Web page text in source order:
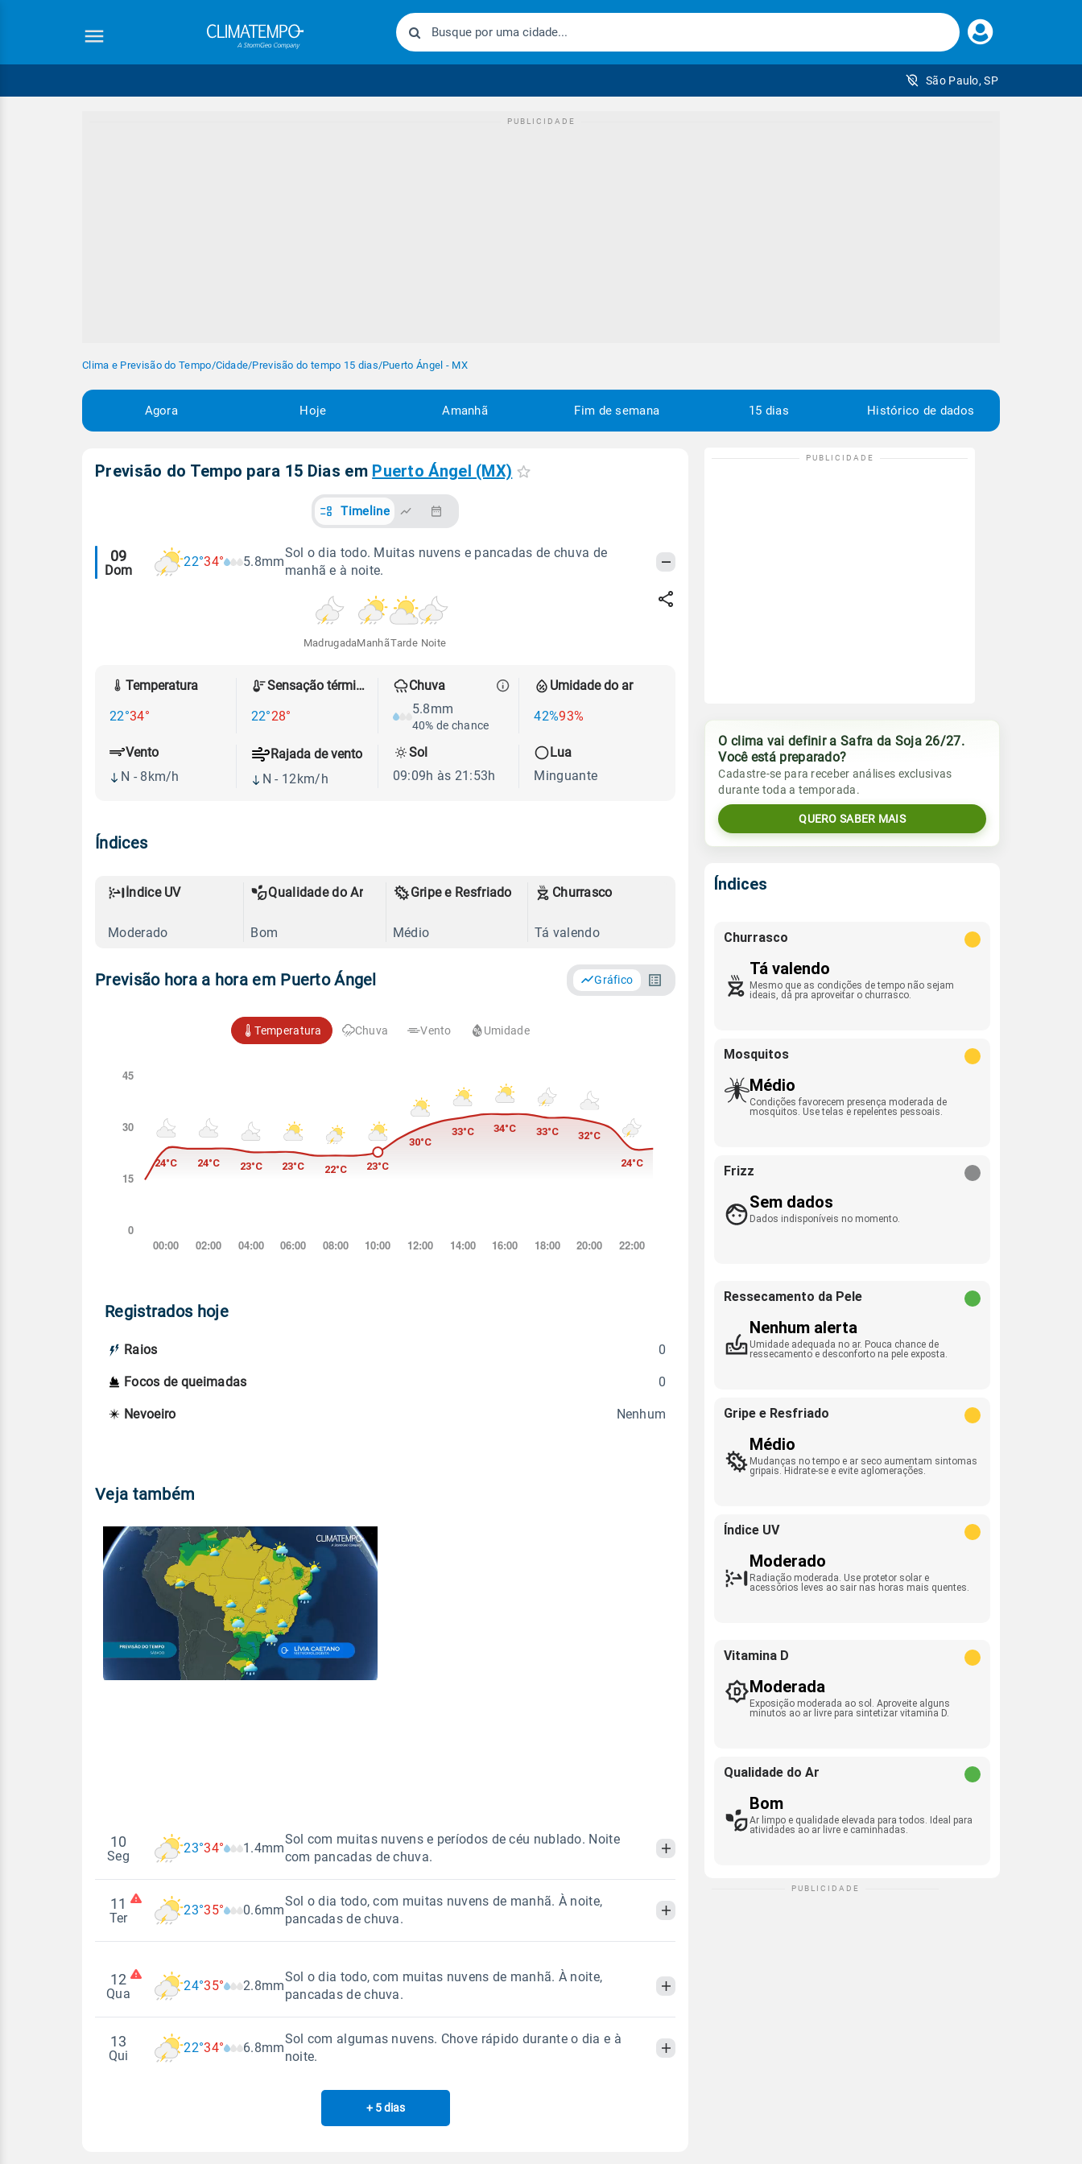
Faça
seu
São Paulo, SP
Clima e Previsão do Tempo/Cidade/Previsão do tempo 15 dias/Puerto Ángel - MX
Agora Hoje Amanhã Fim de semana 15 dias Histórico de dados
Previsão do Tempo para 15 Dias em Puerto Ángel (MX)
Timeline
Alertas
meteorológicos
09
Dom
22°34° 5.8mm
Sol o dia todo. Muitas nuvens e pancadas de chuva de
manhã e à noite.
MadrugadaManhãTarde Noite
Temperatura
22°34°
Sensação térmica
22°28°
Chuva
5.8mm
40% de chance
Umidade do ar
42%93%
Vento
N - 8km/h
Rajada de vento
N - 12km/h
Sol
09:09h às 21:53h
Lua
Minguante
Índices
Índice UV
Moderado
Qualidade do Ar
Bom
Gripe e Resfriado
Médio
Churrasco
Tá valendo
Previsão hora a hora em Puerto Ángel Gráfico
Temperatura Chuva Vento Umidade
Registrados hoje
Raios 0
Focos de queimadas 0
Nevoeiro Nenhum
Veja também
10
Seg
23°34° 1.4mm
Sol com muitas nuvens e períodos de céu nublado. Noite
com pancadas de chuva.
Madrugada Manhã
23°
23°28°
1.4mm
Vento
N - 9km/h
N - 12km/h
09:09h às 21:53h
Minguante
11
Ter
23°35° 0.6mm
Sol o dia todo, com muitas nuvens de manhã. À noite,
pancadas de chuva.
MadrugadaManhãTarde Noite
Temperatura
23°
Sensação térmica
23°29°
Chuva
0.6mm
Umidade do ar
Rajada de vento
09:09h às 21:52h
12
Qua
24°35° 2.8mm
Sol o dia todo, com muitas nuvens de manhã. À noite,
pancadas de chuva.
Madrugada
Sensação térmica
Chuva
13
Qui
22°34° 6.8mm
Sol com algumas nuvens. Chove rápido durante o dia e à
noite.
ManhãTarde
+ 5 dias
O clima vai definir a Safra da Soja 26/27.
Você está preparado?
Cadastre-se para receber análises exclusivas
durante toda a temporada.
QUERO SABER MAIS
Índices
Churrasco
Tá valendo
Mesmo que as condições de tempo não sejam
ideais, dá pra aproveitar o churrasco.
Mosquitos
Médio
Condições favorecem presença moderada de
mosquitos. Use telas e repelentes pessoais.
Frizz
Sem dados
Dados indisponíveis no momento.
Ressecamento da Pele
Nenhum alerta
Umidade adequada no ar. Pouca chance de
ressecamento e desconforto na pele exposta.
Gripe e Resfriado
Médio
Mudanças no tempo e ar seco aumentam sintomas
gripais. Hidrate-se e evite aglomerações.
Índice UV
Moderado
Radiação moderada. Use protetor solar e
acessórios leves ao sair nas horas mais quentes.
Vitamina D
Moderada
Exposição moderada ao sol. Aproveite alguns
minutos ao ar livre para sintetizar vitamina D.
Qualidade do Ar
Bom
Ar limpo e qualidade elevada para todos. Ideal para
atividades ao ar livre e caminhadas.